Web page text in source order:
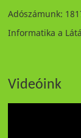
Adószámunk:
Informatika a
Videóink